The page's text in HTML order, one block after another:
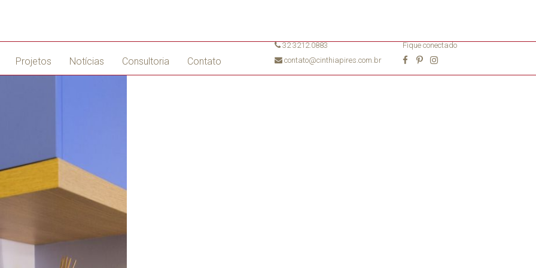
Projetos Notícias Consultoria Contato
32 3212.0883
contato@cinthiapires.com.br
Fique conectado